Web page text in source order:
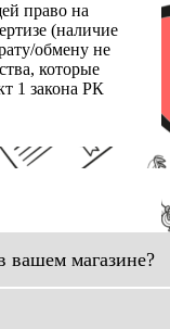
право на
(наличие
обмену не
которые
1 закона РК
вашем магазине?